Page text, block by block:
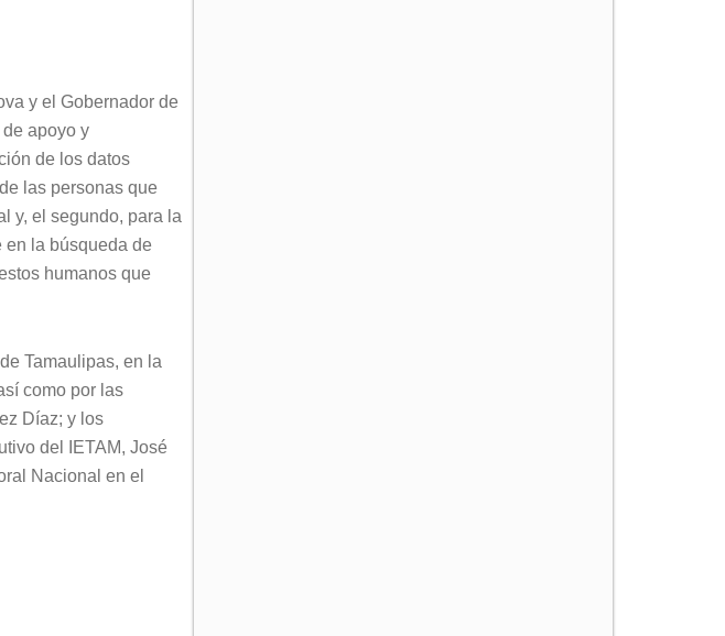
y el Gobernador de
apoyo y
de los datos
las personas que
y, el segundo, para la
en la búsqueda de
humanos que
Tamaulipas, en la
como por las
Díaz; y los
del IETAM, José
Nacional en el